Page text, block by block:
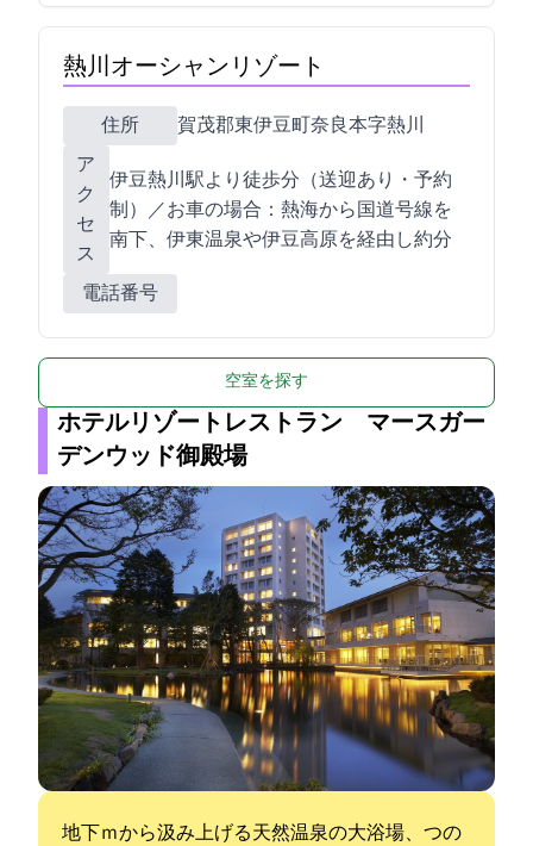
熱川オーシャンリゾート
住所
賀茂郡東伊豆町奈良本字熱川989-1
ア
ク
セ
ス
伊豆熱川駅より徒歩5分（送迎あり・予約
制）／お車の場合：熱海から国道135号線を
南下、伊東温泉や伊豆高原を経由し約70分
電話番号
空室を探す
ホテルリゾート&レストラン マースガー
デンウッド御殿場
地下1,500ｍから汲み上げる天然温泉の大浴場、2つの